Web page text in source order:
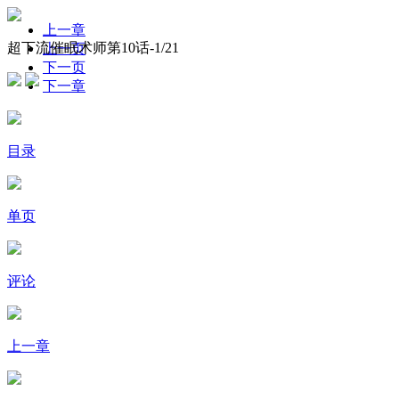
超下流催眠术师第10话-1/21
上一章
上一页
下一页
下一章
目录
单页
评论
上一章